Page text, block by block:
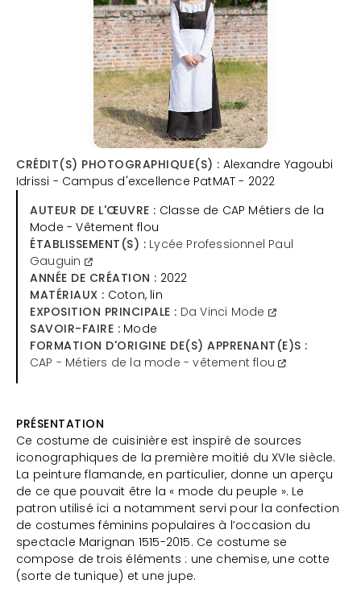
CRÉDIT(S) PHOTOGRAPHIQUE(S) : Alexandre Yagoubi
Idrissi - Campus d'excellence PatMAT - 2022
AUTEUR DE L'ŒUVRE : Classe de CAP Métiers de la
Mode - Vêtement flou
ÉTABLISSEMENT(S) : Lycée Professionnel Paul
Gauguin
ANNÉE DE CRÉATION : 2022
MATÉRIAUX : Coton, lin
EXPOSITION PRINCIPALE : Da Vinci Mode
SAVOIR-FAIRE : Mode
FORMATION D'ORIGINE DE(S) APPRENANT(E)S :
CAP - Métiers de la mode - vêtement flou
PRÉSENTATION
Ce costume de cuisinière est inspiré de sources
iconographiques de la première moitié du XVIe siècle.
La peinture flamande, en particulier, donne un aperçu
de ce que pouvait être la « mode du peuple ». Le
patron utilisé ici a notamment servi pour la confection
de costumes féminins populaires à l’occasion du
spectacle Marignan 1515-2015. Ce costume se
compose de trois éléments : une chemise, une cotte
(sorte de tunique) et une jupe.